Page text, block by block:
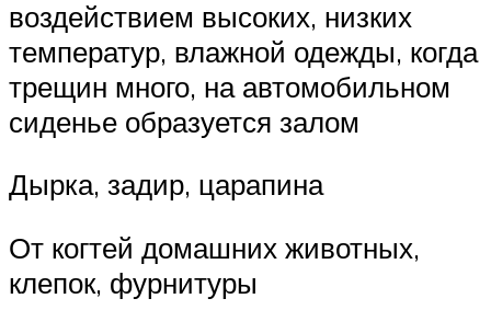
воздействием высоких, низких
температур, влажной одежды, когда
трещин много, на автомобильном
сиденье образуется залом
Дырка, задир, царапина
От когтей домашних животных,
клепок, фурнитуры